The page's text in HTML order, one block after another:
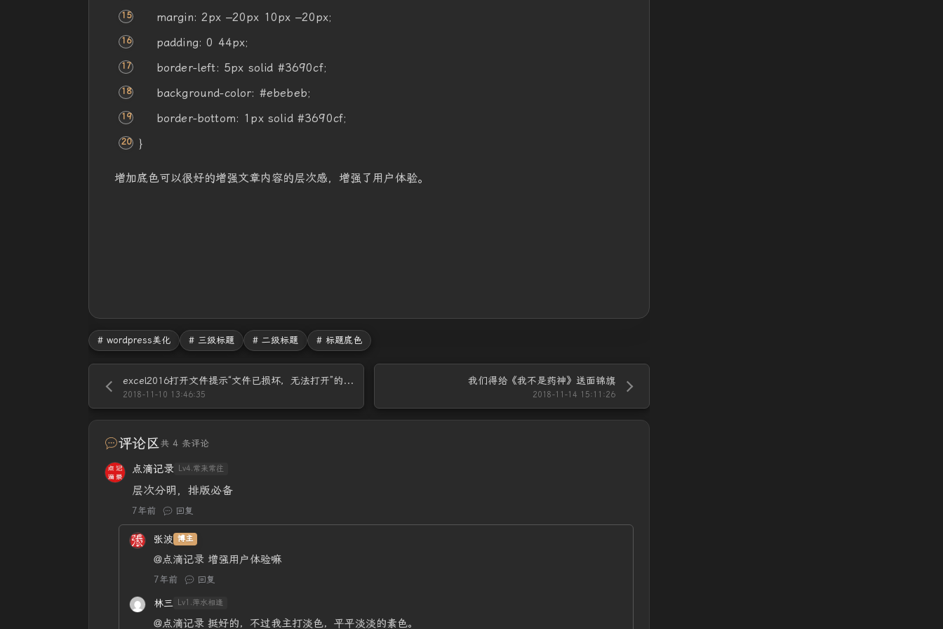
margin:2px –20px 10px –20px;
padding: 0 44px;
border-left: 5px solid #3690cf;
background-color: #ebebeb;
border-bottom: 1px solid #3690cf;
}
增加底色可以很好的增强文章内容的层次感，增强了用户体验。
# wordpress美化 # 三级标题 # 二级标题 # 标题底色
excel2016打开文件提示“文件已损坏，无法打开”的解决方法
2018-11-10 13:46:35
我们得给《我不是药神》送面锦旗
2018-11-14 15:11:26
评论区共 4 条评论
点滴记录 Lv4.常来常往
层次分明，排版必备
7年前 回复
张波 博主
@点滴记录 增强用户体验嘛
7年前 回复
林三 Lv1.萍水相逢
@点滴记录 挺好的，不过我主打淡色，平平淡淡的素色。